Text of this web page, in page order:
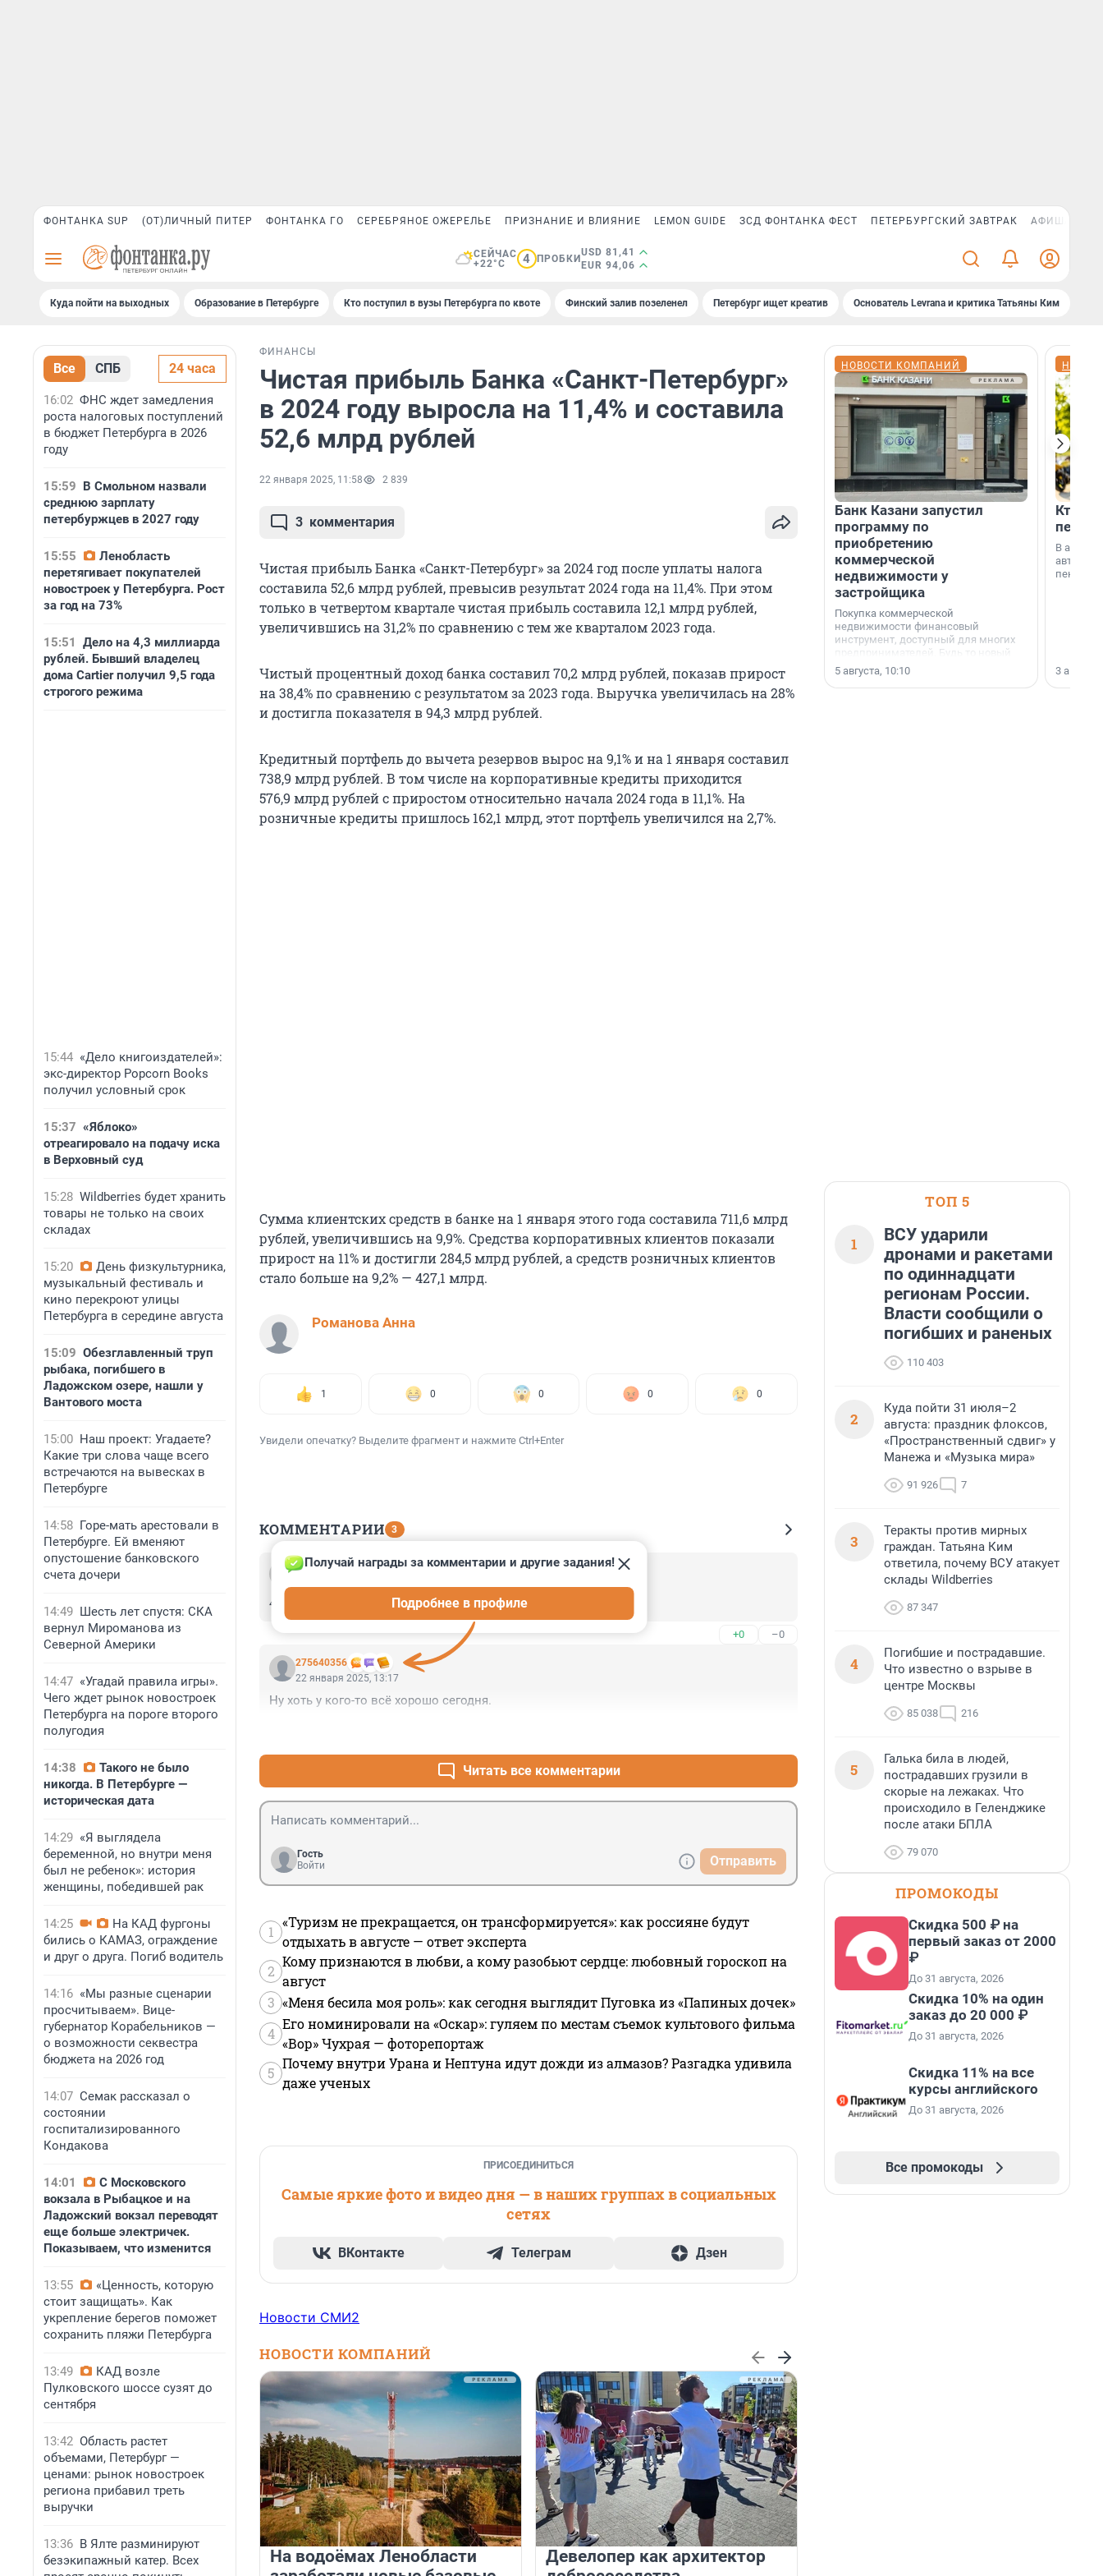
ФОНТАНКА SUP (ОТ)ЛИЧНЫЙ ПИТЕР ФОНТАНКА ГО СЕРЕБРЯНОЕ ОЖЕРЕЛЬЕ ПРИЗНАНИЕ И ВЛИЯНИЕ LEMON GUIDE ЗСД ФОНТАНКА ФЕСТ ПЕТЕРБУРГСКИЙ ЗАВТРАК АФИША PLUS
СЕЙЧАС
+22°C
4 ПРОБКИ
USD 81,41
EUR 94,06
Куда пойти на выходных Образование в Петербурге Кто поступил в вузы Петербурга по квоте Финский залив позеленел Петербург ищет креатив Основатель Levrana и критика Татьяны Ким
Все СПБ 24 часа
16:02 ФНС ждет замедления
роста налоговых поступлений
в бюджет Петербурга в 2026
году
15:59 В Смольном назвали
среднюю зарплату
петербуржцев в 2027 году
15:55
Ленобласть
перетягивает покупателей
новостроек у Петербурга. Рост
за год на 73%
15:51
Дело на 4,3 миллиарда
рублей. Бывший владелец
дома Cartier получил 9,5 года
строгого режима
15:44 «Дело книгоиздателей»:
экс-директор Popcorn Books
получил условный срок
15:37 «Яблоко»
отреагировало на подачу иска
в Верховный суд
15:28 Wildberries будет хранить
товары не только на своих
складах
15:20
День физкультурника,
музыкальный фестиваль и
кино перекроют улицы
Петербурга в середине августа
15:09 Обезглавленный труп
рыбака, погибшего в
Ладожском озере, нашли у
Вантового моста
15:00 Наш проект: Угадаете?
Какие три слова чаще всего
встречаются на вывесках в
Петербурге
14:58 Горе-мать арестовали в
Петербурге. Ей вменяют
опустошение банковского
счета дочери
14:49 Шесть лет спустя: СКА
вернул Мироманова из
Северной Америки
14:47 «Угадай правила игры».
Чего ждет рынок новостроек
Петербурга на пороге второго
полугодия
14:38
Такого не было
никогда. В Петербурге —
историческая дата
14:29 «Я выглядела
беременной, но внутри меня
был не ребенок»: история
женщины, победившей рак
14:25
На КАД фургоны
бились о КАМАЗ, ограждение
и друг о друга. Погиб водитель
14:16 «Мы разные сценарии
просчитываем». Вице-
губернатор Корабельников —
о возможности секвестра
бюджета на 2026 год
14:07 Семак рассказал о
состоянии
госпитализированного
Кондакова
14:01
С Московского
вокзала в Рыбацкое и на
Ладожский вокзал переводят
еще больше электричек.
Показываем, что изменится
13:55
«Ценность, которую
стоит защищать». Как
укрепление берегов поможет
сохранить пляжи Петербурга
13:49
КАД возле
Пулковского шоссе сузят до
сентября
13:42 Область растет
объемами, Петербург —
ценами: рынок новостроек
региона прибавил треть
выручки
13:36 В Ялте разминируют
безэкипажный катер. Всех
ФИНАНСЫ
Чистая прибыль Банка «Санкт-Петербург»
в 2024 году выросла на 11,4% и составила
52,6 млрд рублей
22 января 2025, 11:58 2 839
3 комментария
Чистая прибыль Банка «Санкт-Петербург» за 2024 год после уплаты налога
составила 52,6 млрд рублей, превысив результат 2024 года на 11,4%. При этом
только в четвертом квартале чистая прибыль составила 12,1 млрд рублей,
увеличившись на 31,2% по сравнению с тем же кварталом 2023 года.
Чистый процентный доход банка составил 70,2 млрд рублей, показав прирост
на 38,4% по сравнению с результатом за 2023 года. Выручка увеличилась на 28%
и достигла показателя в 94,3 млрд рублей.
Кредитный портфель до вычета резервов вырос на 9,1% и на 1 января составил
738,9 млрд рублей. В том числе на корпоративные кредиты приходится
576,9 млрд рублей с приростом относительно начала 2024 года в 11,1%. На
розничные кредиты пришлось 162,1 млрд, этот портфель увеличился на 2,7%.
Сумма клиентских средств в банке на 1 января этого года составила 711,6 млрд
рублей, увеличившись на 9,9%. Средства корпоративных клиентов показали
прирост на 11% и достигли 284,5 млрд рублей, а средств розничных клиентов
стало больше на 9,2% — 427,1 млрд.
Романова Анна
1 0 0 0 0
Увидели опечатку? Выделите фрагмент и нажмите Ctrl+Enter
КОММЕНТАРИИ 3
Гость
4747 мальчик Сирожа доволен???
+0 –0
275640356
Получай награды за комментарии и другие задания!
Подробнее в профиле
22 января 2025, 13:17
Ну хоть у кого-то всё хорошо сегодня.
Читать все комментарии
Гость
Войти
Отправить
1
«Туризм не прекращается, он трансформируется»: как россияне будут
отдыхать в августе — ответ эксперта
2
Кому признаются в любви, а кому разобьют сердце: любовный гороскоп на
август
3 «Меня бесила моя роль»: как сегодня выглядит Пуговка из «Папиных дочек»
4
Его номинировали на «Оскар»: гуляем по местам съемок культового фильма
«Вор» Чухрая — фоторепортаж
5
Почему внутри Урана и Нептуна идут дожди из алмазов? Разгадка удивила
даже ученых
ПРИСОЕДИНИТЬСЯ
Самые яркие фото и видео дня — в наших группах в социальных
сетях
ВКонтакте Телеграм Дзен
Новости СМИ2
НОВОСТИ КОМПАНИЙ
На водоёмах Ленобласти
Девелопер как архитектор
НОВОСТИ КОМПАНИЙ
Банк Казани запустил
программу по
приобретению
коммерческой
недвижимости у
застройщика
Покупка коммерческой
недвижимости финансовый
инструмент, доступный для многих
предпринимателей. Будь то новый
офис, склад, торговое помещение
или готовый арендный бизнес —
успех сделки зависит от правильного
5 августа, 10:10
Кто
В
пенсии.
3
ТОП 5
1
ВСУ ударили
дронами и ракетами
по одиннадцати
регионам России.
Власти сообщили о
погибших и раненых
110 403
2
Куда пойти 31 июля–2
августа: праздник флоксов,
«Пространственный сдвиг» у
Манежа и «Музыка мира»
91 926 7
3
Теракты против мирных
граждан. Татьяна Ким
ответила, почему ВСУ атакует
склады Wildberries
87 347
4
Погибшие и пострадавшие.
Что известно о взрыве в
центре Москвы
85 038 216
5
Галька била в людей,
пострадавших грузили в
скорые на лежаках. Что
происходило в Геленджике
после атаки БПЛА
79 070
ПРОМОКОДЫ
Скидка 500 ₽ на
первый заказ от 2000
₽
До 31 августа, 2026
Скидка 10% на один
заказ до 20 000 ₽
До 31 августа, 2026
Скидка 11% на все
курсы английского
До 31 августа, 2026
Все промокоды